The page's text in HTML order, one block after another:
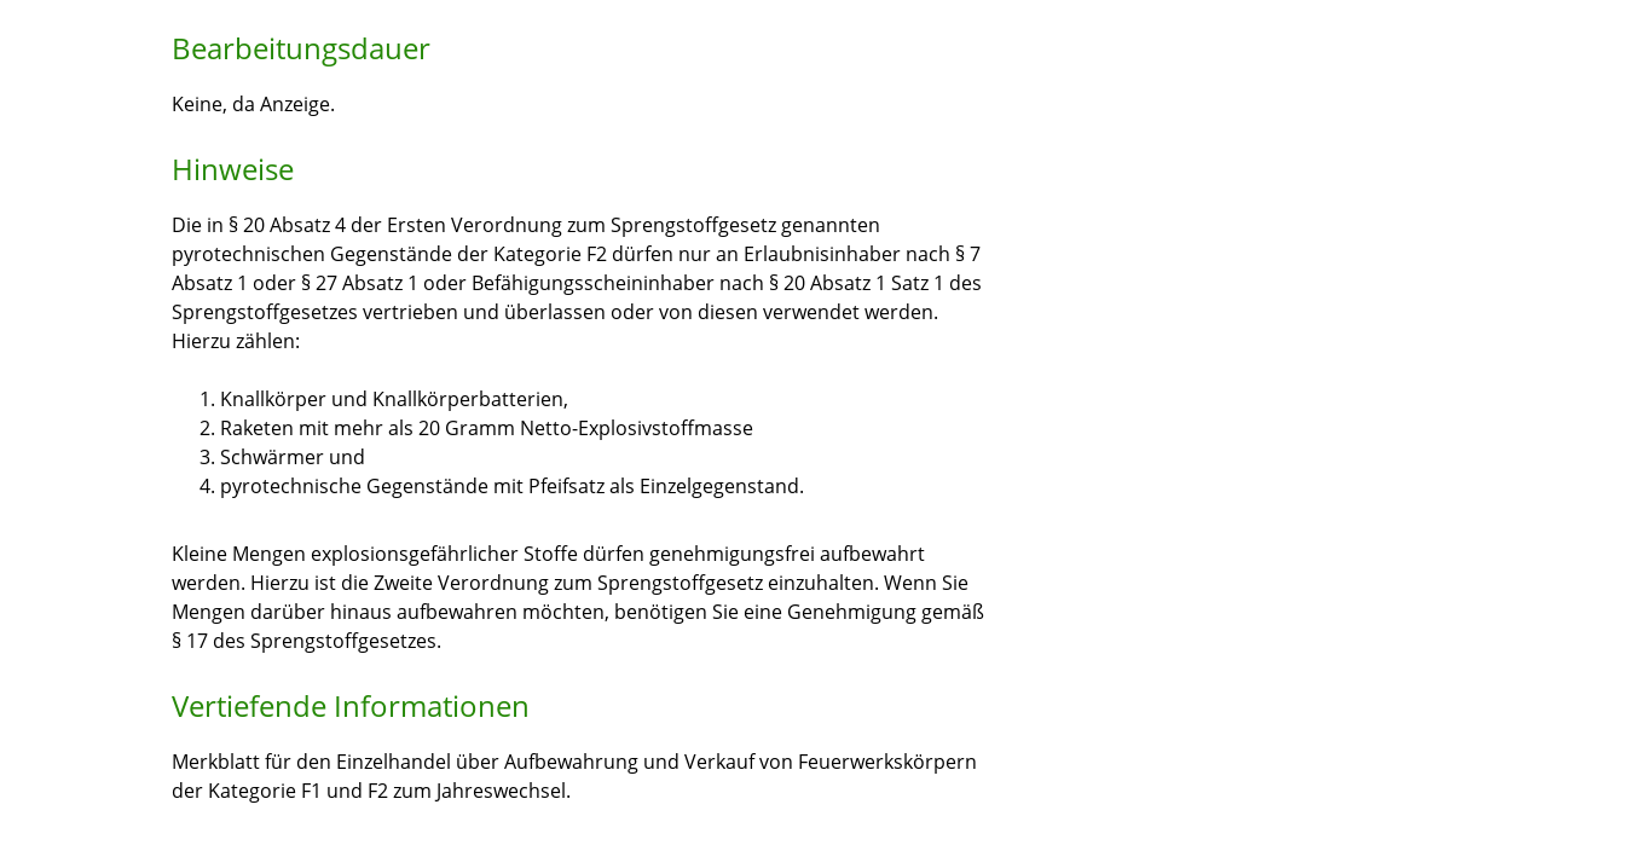
Bearbeitungsdauer
Keine, da Anzeige.
Hinweise
Die in § 20 Absatz 4 der Ersten Verordnung zum Sprengstoffgesetz genannten
pyrotechnischen Gegenstände der Kategorie F2 dürfen nur an Erlaubnisinhaber nach § 7
Absatz 1 oder § 27 Absatz 1 oder Befähigungsscheininhaber nach § 20 Absatz 1 Satz 1 des
Sprengstoffgesetzes vertrieben und überlassen oder von diesen verwendet werden.
Hierzu zählen:
Knallkörper und Knallkörperbatterien,
Raketen mit mehr als 20 Gramm Netto-Explosivstoffmasse
Schwärmer und
pyrotechnische Gegenstände mit Pfeifsatz als Einzelgegenstand.
Kleine Mengen explosionsgefährlicher Stoffe dürfen genehmigungsfrei aufbewahrt
werden. Hierzu ist die Zweite Verordnung zum Sprengstoffgesetz einzuhalten. Wenn Sie
Mengen darüber hinaus aufbewahren möchten, benötigen Sie eine Genehmigung gemäß
§ 17 des Sprengstoffgesetzes.
Vertiefende Informationen
Merkblatt für den Einzelhandel über Aufbewahrung und Verkauf von Feuerwerkskörpern
der Kategorie F1 und F2 zum Jahreswechsel.